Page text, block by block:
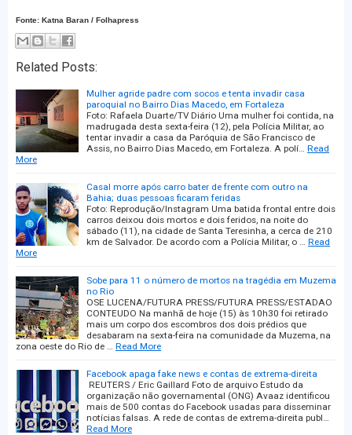
Fonte: Katna Baran / Folhapress
Related Posts:
Mulher agride padre com socos e tenta invadir casa
paroquial no Bairro Dias Macedo, em Fortaleza
Foto: Rafaela Duarte/TV Diário Uma mulher foi contida, na
madrugada desta sexta-feira (12), pela Polícia Militar, ao
tentar invadir a casa da Paróquia de São Francisco de
Assis, no Bairro Dias Macedo, em Fortaleza. A polí… Read
More
Casal morre após carro bater de frente com outro na
Bahia; duas pessoas ficaram feridas
Foto: Reprodução/Instagram Uma batida frontal entre dois
carros deixou dois mortos e dois feridos, na noite do
sábado (11), na cidade de Santa Teresinha, a cerca de 210
km de Salvador. De acordo com a Polícia Militar, o … Read
More
Sobe para 11 o número de mortos na tragédia em Muzema
no Rio
OSE LUCENA/FUTURA PRESS/FUTURA PRESS/ESTADAO
CONTEUDO Na manhã de hoje (15) às 10h30 foi retirado
mais um corpo dos escombros dos dois prédios que
desabaram na sexta-feira na comunidade da Muzema, na
zona oeste do Rio de … Read More
Facebook apaga fake news e contas de extrema-direita
REUTERS / Eric Gaillard Foto de arquivo Estudo da
organização não governamental (ONG) Avaaz identificou
mais de 500 contas do Facebook usadas para disseminar
notícias falsas. A rede de contas de extrema-direita publ…
Read More